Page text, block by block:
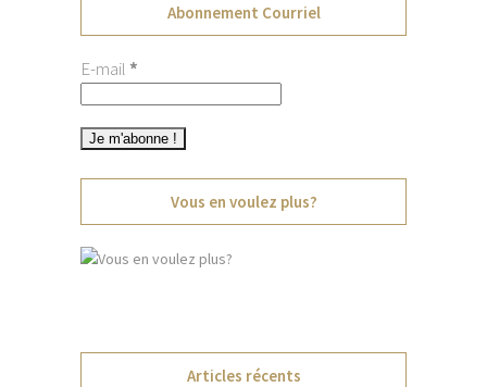
Abonnement Courriel
E-mail*
Vous en voulez plus?
Articles récents